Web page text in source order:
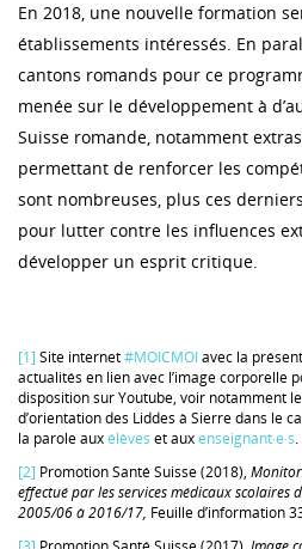
En 2018, une nouvelle formation
établissements intéressés. En
cantons romands pour ce
menée sur le développement à
Suisse romande, notamment
permettant de renforcer les
sont nombreuses, plus ces
pour lutter contre les influences
développer un esprit critique.
[1] Site internet#MOICMOIavec la
actualités en lien avec l’image corporelle
disposition sur Youtube, voir notamment
d’orientation des Liddes à Sierre dans le
la parole auxélèves et auxenseignant·e·s.
[2] Promotion Santé Suisse (2018),
effectué par les services médicaux scolaires
2005/06 à 2016/17, Feuille d’information